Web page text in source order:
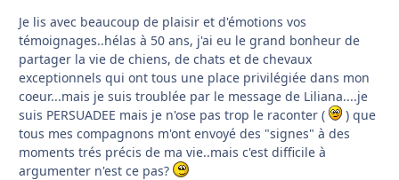
Je lis avec beaucoup de plaisir et d'émotions vos
témoignages..hélas à 50 ans, j'ai eu le grand bonheur de
partager la vie de chiens, de chats et de chevaux
exceptionnels qui ont tous une place privilégiée dans mon
coeur...mais je suis troublée par le message de Liliana....je
suis PERSUADEE mais je n'ose pas trop le raconter (
) que
tous mes compagnons m'ont envoyé des "signes" à des
moments trés précis de ma vie..mais c'est difficile à
argumenter n'est ce pas?